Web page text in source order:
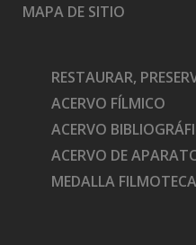
MAPA DE SITIO
RESTAURAR,
ACERVO FÍLMICO
ACERVO
ACERVO DE
MEDALLA